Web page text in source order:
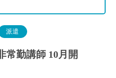
派遣
常勤講師 10月開